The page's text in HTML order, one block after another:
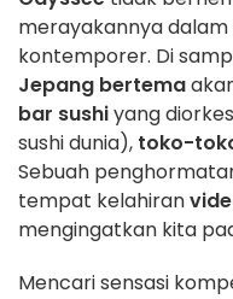
merayakannya
kontemporer. Di
Jepang bertema
bar sushiyang
sushi dunia), toko-
Sebuah
tempat kelahiran
mengingatkan kita
Mencari sensasi